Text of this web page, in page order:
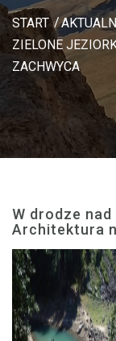
START
ZIELONE
ZACHWYCA
W drodze
Architektura